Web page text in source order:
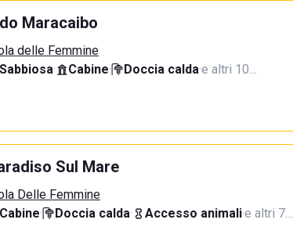
Maracaibo
delle Femmine
Sabbiosa· Cabine· Doccia calda·e altri 10…
Sul Mare
Delle Femmine
Cabine· Doccia calda· Accesso animali·e altri 7…